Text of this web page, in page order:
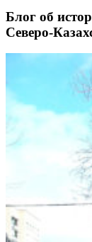
Блог об
Северо-